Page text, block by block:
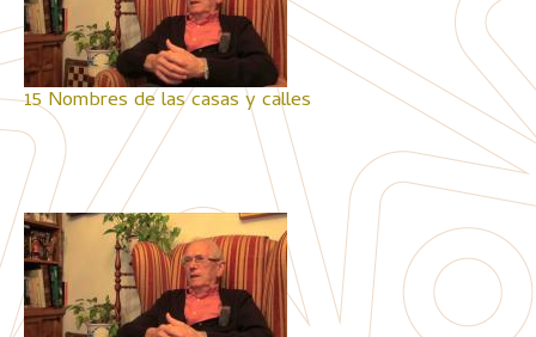
15 Nombres de las casas y calles